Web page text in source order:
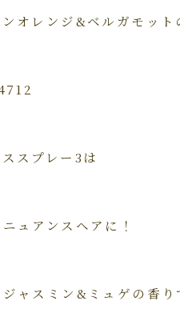
ンオレンジ&ベルガモッ
スプレー3は
ュアンスヘアに！
ジャスミン&ミュゲの香